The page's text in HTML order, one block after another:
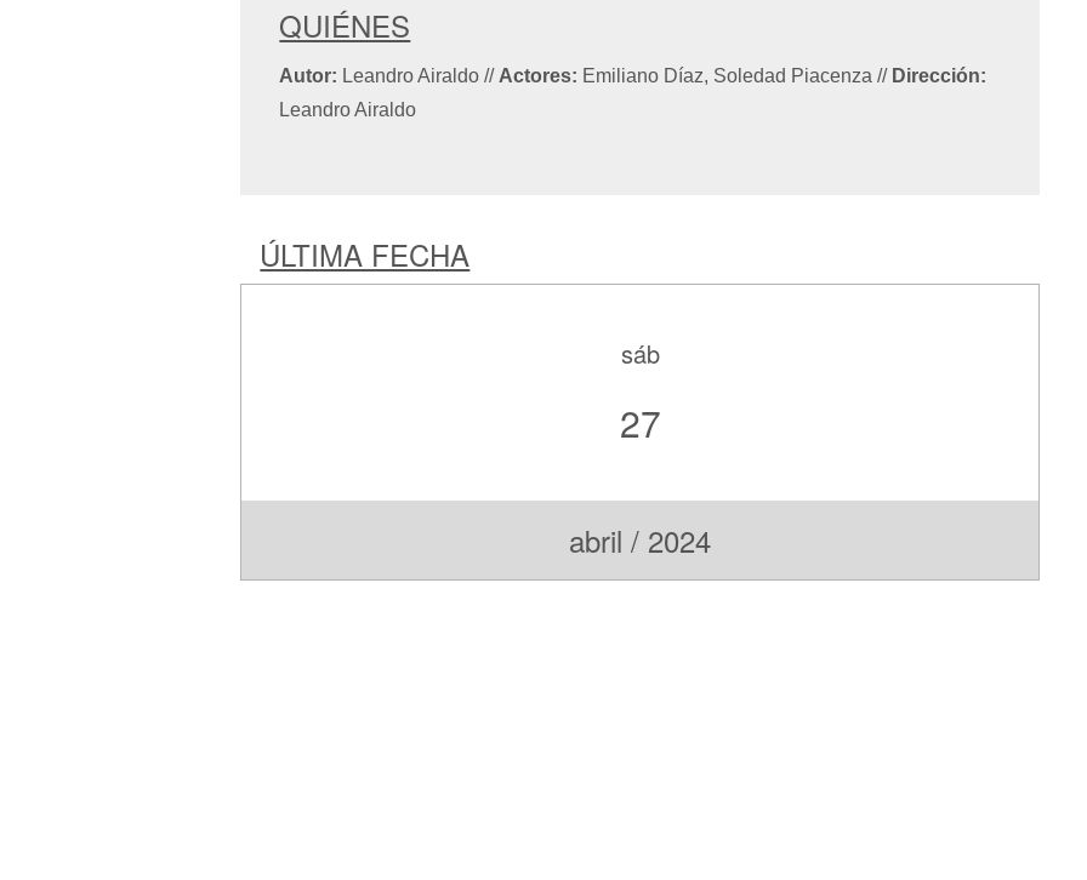
QUIÉNES
Autor: Leandro Airaldo// Actores: Emiliano Díaz, Soledad Piacenza// Dirección:
Leandro Airaldo
ÚLTIMA FECHA
sáb
27
abril / 2024